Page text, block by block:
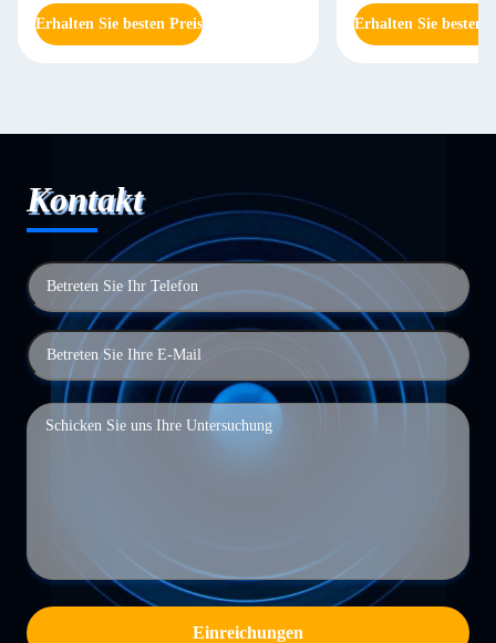
Erhalten Sie besten Preis Erhalten Sie besten
Kontakt
Einreichungen